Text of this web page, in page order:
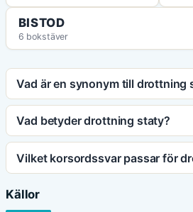
BISTOD
6 bokstäver
Vad är en synonym till drottning
Vad betyder drottning staty?
Vilket korsordssvar passar för
Källor